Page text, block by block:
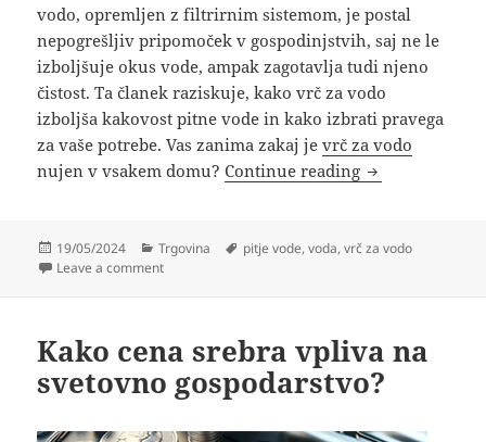
vodo, opremljen z filtrirnim sistemom, je postal
nepogrešljiv pripomoček v gospodinjstvih, saj ne le
izboljšuje okus vode, ampak zagotavlja tudi njeno
čistost. Ta članek raziskuje, kako vrč za vodo
izboljša kakovost pitne vode in kako izbrati pravega
za vaše potrebe. Vas zanima zakaj jevrč za vodo
nujen v vsakem domu?Continue reading Vrč za vodo:
Posted
on
19/05/2024 Categories
Trgovina Tags
pitje vode,voda,vrč za vodo
Leave a commenton Vrč za vodo: Pripomoček za boljši okus in čistejšo
Kako cena srebra vpliva na
svetovno gospodarstvo?